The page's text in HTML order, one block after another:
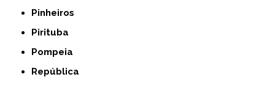
Pinheiros
Pirituba
Pompeia
República